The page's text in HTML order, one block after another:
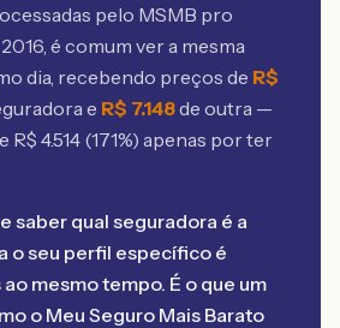
pelo MSMB pro
, é comum ver a mesma
dia, recebendo preços de R$
e R$ 7.148de outra —
R$ 4.514 (171%) apenas por ter
saber qual seguradora é a
o seu perfil específico é
mesmo tempo. É o que um
o Meu Seguro Mais Barato